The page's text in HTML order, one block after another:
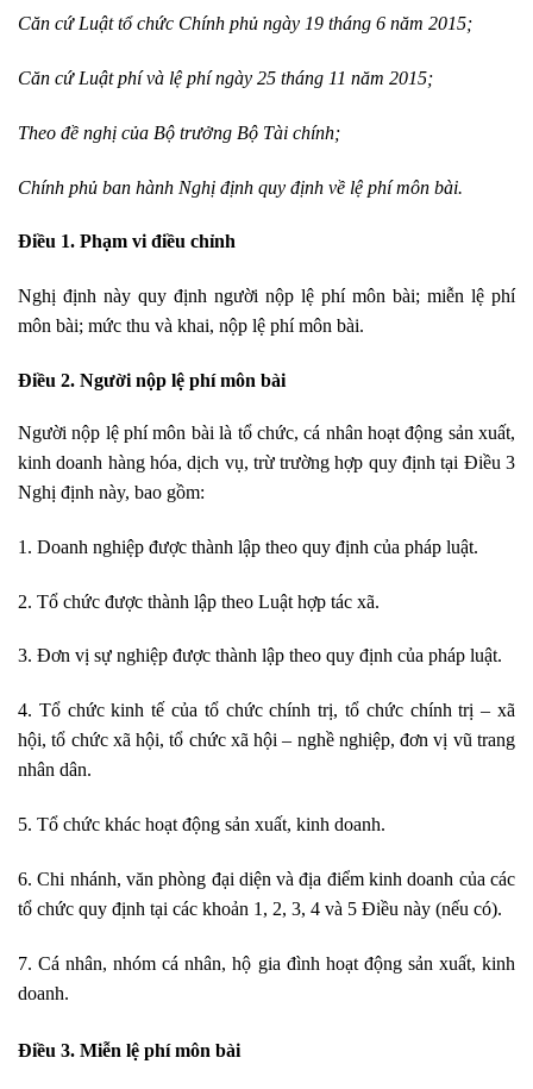
Căn cứ Luật tổ chức Chính phủ ngày 19 tháng 6 năm 2015;
Căn cứ Luật phí và lệ phí ngày 25 tháng 11 năm 2015;
Theo đề nghị của Bộ trưởng Bộ Tài chính;
Chính phủ ban hành Nghị định quy định về lệ phímôn bài.
Điều 1. Phạm vi điều chỉnh
Nghị định này quy định người nộp lệ phí môn bài; miễn lệ phí
môn bài; mức thu và khai, nộp lệ phí môn bài.
Điều 2. Người nộp lệ phí môn bài
Người nộp lệ phí môn bài là tổ chức, cá nhân hoạt động sản xuất,
kinh doanh hàng hóa, dịch vụ, trừ trường hợp quy định tại Điều 3
Nghị định này, bao gồm:
1. Doanh nghiệp được thành lập theo quy định của pháp luật.
2. Tổ chức được thành lập theo Luật hợp tác xã.
3. Đơn vị sự nghiệp được thành lập theo quy định của pháp luật.
4. Tổ chức kinh tế của tổ chức chính trị, tổ chức chính trị – xã
hội, tổ chức xã hội, tổ chức xã hội – nghề nghiệp, đơn vị vũ trang
nhân dân.
5. Tổ chức khác hoạt động sản xuất, kinh doanh.
6. Chi nhánh, văn phòng đại diện và địa điểm kinh doanh của các
tổ chức quy định tại các khoản 1, 2, 3, 4 và 5 Điều này (nếu có).
7. Cá nhân, nhóm cá nhân, hộ gia đình hoạt động sản xuất, kinh
doanh.
Điều 3. Miễn lệ phí môn bài